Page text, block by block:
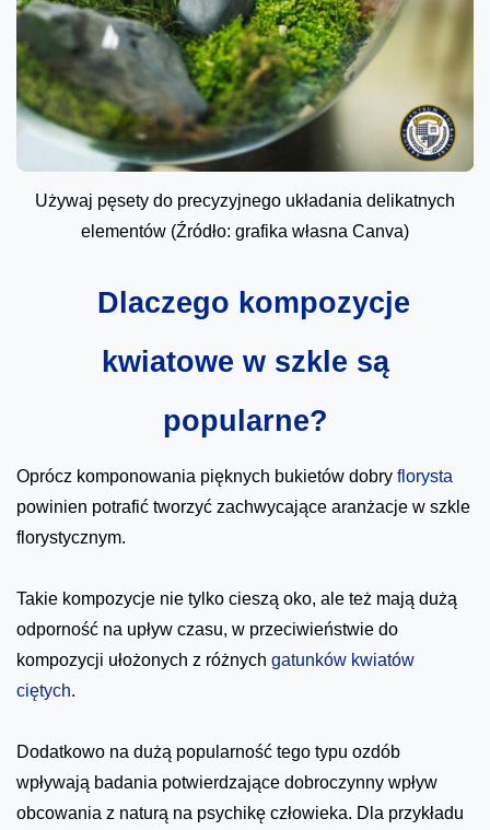
Używaj pęsety do precyzyjnego układania delikatnych
elementów (Źródło: grafika własna Canva)
Dlaczego kompozycje
kwiatowe w szkle są
popularne?
Oprócz komponowania pięknych bukietów dobry florysta
powinien potrafić tworzyć zachwycające aranżacje w szkle
florystycznym.
Takie kompozycje nie tylko cieszą oko, ale też mają dużą
odporność na upływ czasu, w przeciwieństwie do
kompozycji ułożonych z różnych gatunków kwiatów
ciętych.
Dodatkowo na dużą popularność tego typu ozdób
wpływają badania potwierdzające dobroczynny wpływ
obcowania z naturą na psychikę człowieka. Dla przykładu